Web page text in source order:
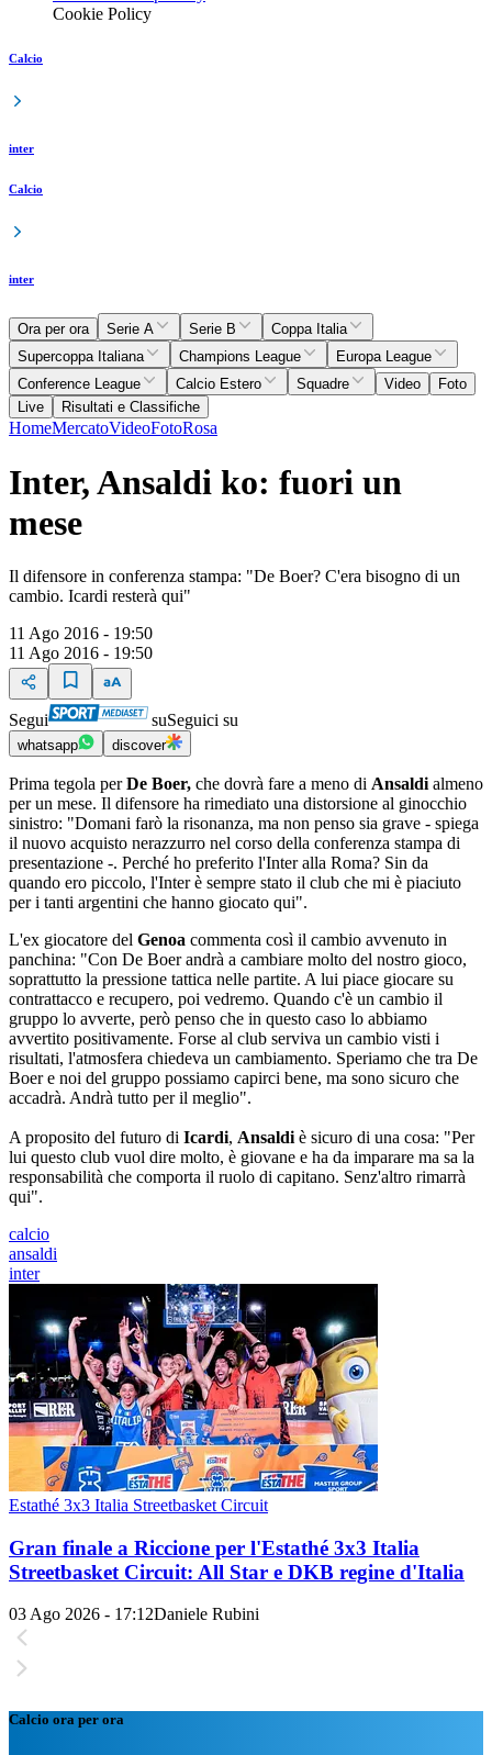
Cookie Policy
Calcio
inter
Calcio
inter
Ora per ora Serie A Serie B
Coppa Italia
Supercoppa Italiana
Champions League
Europa League
Conference League
Calcio Estero Squadre Video
Foto
Live
Risultati e Classifiche
HomeMercatoVideoFotoRosa
Inter, Ansaldi ko: fuori un
mese
Il difensore in conferenza stampa: "De Boer? C'era bisogno di un
cambio. Icardi resterà qui"
11 Ago 2016 - 19:50
11 Ago 2016 - 19:50
Segui suSeguici su
whatsapp discover
Prima tegola perDe Boer, che dovrà fare a meno di Ansaldi almeno
per un mese. Il difensore ha rimediato una distorsione al ginocchio
sinistro: "Domani farò la risonanza, ma non penso sia grave - spiega
il nuovo acquisto nerazzurro nel corso della conferenza stampa di
presentazione -. Perché ho preferito l'Inter alla Roma? Sin da
quando ero piccolo, l'Inter è sempre stato il club che mi è piaciuto
per i tanti argentini che hanno giocato qui".
L'ex giocatore del Genoa commenta così il cambio avvenuto in
panchina: "Con De Boer andrà a cambiare molto del nostro gioco,
soprattutto la pressione tattica nelle partite. A lui piace giocare su
contrattacco e recupero, poi vedremo. Quando c'è un cambio il
gruppo lo avverte, però penso che in questo caso lo abbiamo
avvertito positivamente. Forse al club serviva un cambio visti i
risultati, l'atmosfera chiedeva un cambiamento. Speriamo che tra De
Boer e noi del gruppo possiamo capirci bene, ma sono sicuro che
accadrà. Andrà tutto per il meglio".
A proposito del futuro di Icardi, Ansaldi è sicuro di una cosa: "Per
lui questo club vuol dire molto, è giovane e ha da imparare ma sa la
responsabilità che comporta il ruolo di capitano. Senz'altro rimarrà
qui".
calcio
ansaldi
inter
Estathé 3x3 Italia Streetbasket Circuit
Gran finale a Riccione per l'Estathé 3x3 Italia
Streetbasket Circuit: All Star e DKB regine d'Italia
03 Ago 2026 - 17:12Daniele Rubini
Calcio ora per ora